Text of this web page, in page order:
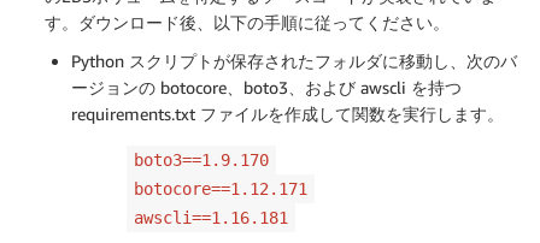
す。ダウンロード後、以下の手順に従ってください。
Python スクリプトが保存されたフォルダに移動し、次のバ
ージョンの botocore、boto3、および awscli を持つ
requirements.txt ファイルを作成して関数を実行します。
boto3==1.9.170
botocore==1.12.171
awscli==1.16.181